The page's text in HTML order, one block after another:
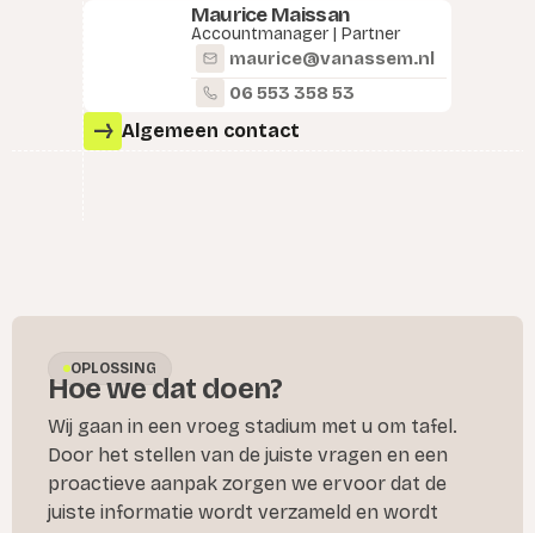
Maurice Maissan
Accountmanager | Partner
maurice@vanassem.nl
06 553 358 53
Algemeen contact
OPLOSSING
Hoe we dat doen?
Wij gaan in een vroeg stadium met u om tafel.
Door het stellen van de juiste vragen en een
proactieve aanpak zorgen we ervoor dat de
juiste informatie wordt verzameld en wordt